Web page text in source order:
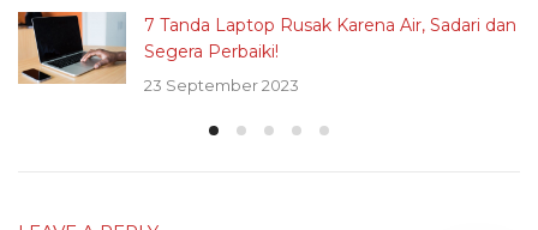
7 Tanda Laptop Rusak Karena Air, Sadari dan
Segera Perbaiki!
23 September 2023